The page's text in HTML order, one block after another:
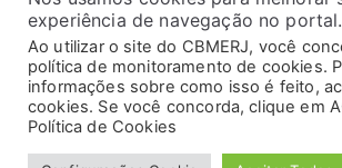
© 2024 Corpo de Bombeiros Militar do
Janeiro. Todos os Direitos Reservados.
experiência de navegação no portal.
Ao utilizar o site do CBMERJ, você
política de monitoramento de cookies.
informações sobre como isso é feito,
cookies. Se você concorda, clique em
Política de Cookies